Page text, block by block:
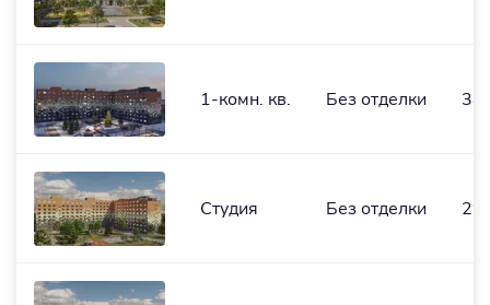
1-комн. кв. Без отделки
Студия Без отделки